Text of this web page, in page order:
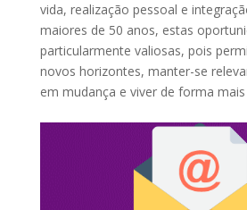
vida, realização pessoal e
maiores de 50 anos, estas
particularmente valiosas, pois
novos horizontes, manter-se
em mudança e viver de forma